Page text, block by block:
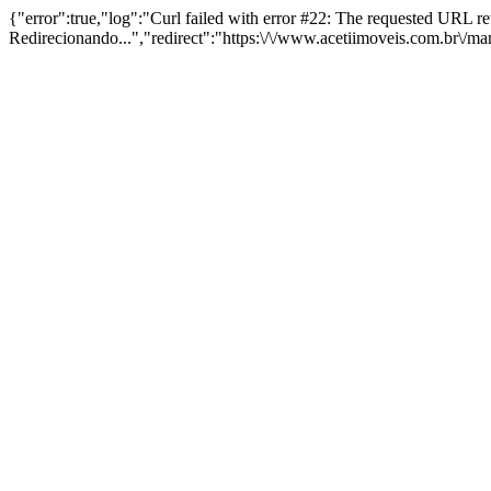
{"error":true,"log":"Curl failed with error #22: The requested URL
Redirecionando...","redirect":"https:\/\/www.acetiimoveis.com.br\/